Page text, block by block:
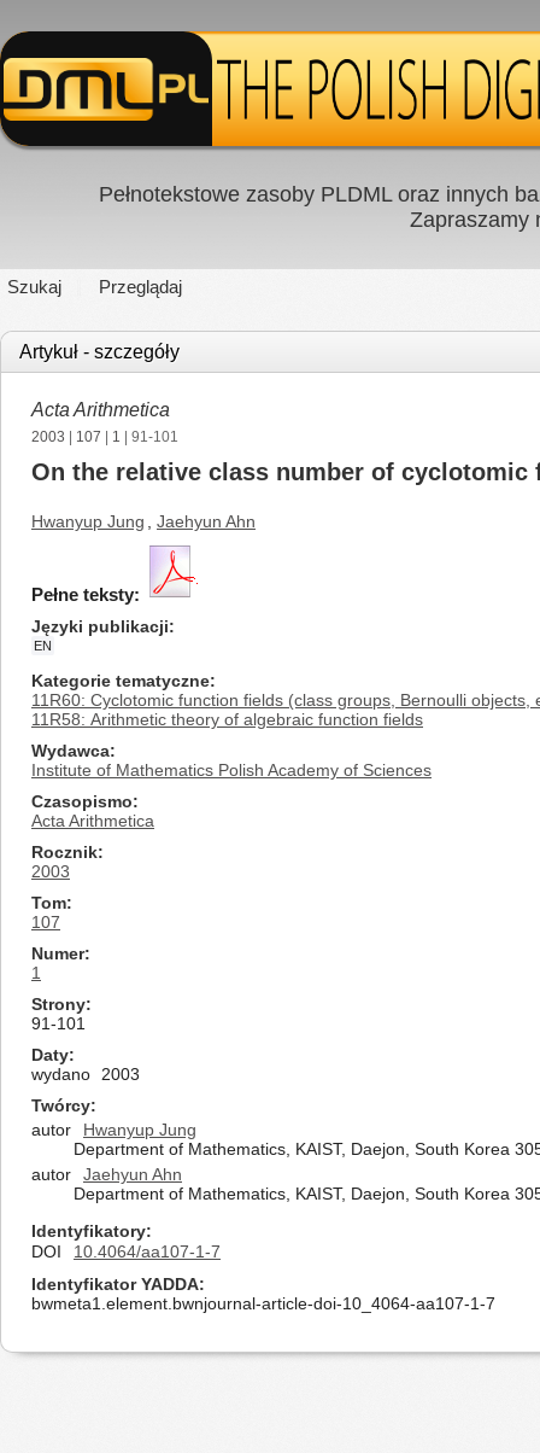
Pełnotekstowe zasoby PLDML oraz innych
Zapraszamy
Szukaj Przeglądaj
Artykuł - szczegóły
Acta Arithmetica
2003 107 1 | 91-101
On the relative class number of cyclotomic
Hwanyup Jung Jaehyun Ahn
Pełne teksty:
Języki publikacji
EN
Kategorie tematyczne
11R60: Cyclotomic function fields (class groups, Bernoulli objects,
11R58: Arithmetic theory of algebraic function fields
Wydawca
Institute of Mathematics Polish Academy of Sciences
Czasopismo
Acta Arithmetica
Rocznik
2003
Tom
107
Numer
1
Strony
91-101
Daty
wydano
2003
Twórcy
autor
Hwanyup Jung
Department of Mathematics, KAIST, Daejon, South Korea
autor
Jaehyun Ahn
Department of Mathematics, KAIST, Daejon, South Korea
Identyfikatory
DOI
10.4064/aa107-1-7
Identyfikator YADDA
bwmeta1.element.bwnjournal-article-doi-10_4064-aa107-1-7